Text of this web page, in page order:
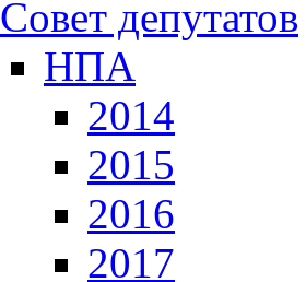
Совет депутатов
НПА
2014
2015
2016
2017